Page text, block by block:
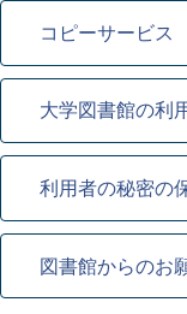
コピーサービス
大学図書館の利
利用者の秘密の
図書館からのお